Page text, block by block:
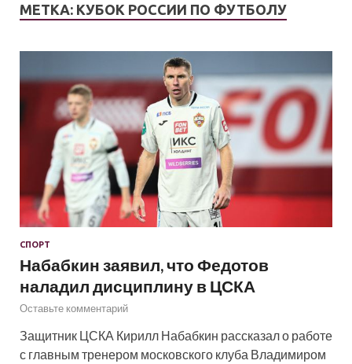
МЕТКА: КУБОК РОССИИ ПО ФУТБОЛУ
СПОРТ
Набабкин заявил, что Федотов
наладил дисциплину в ЦСКА
Оставьте комментарий
Защитник ЦСКА Кирилл Набабкин рассказал о работе
с главным тренером московского клуба Владимиром